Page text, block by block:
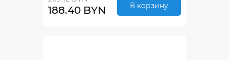
188.40 BYN В корзину